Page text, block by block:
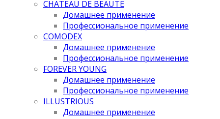
CHATEAU DE BEAUTE
Домашнее применение
Профессиональное применение
COMODEX
Домашнее применение
Профессиональное применение
FOREVER YOUNG
Домашнее применение
Профессиональное применение
ILLUSTRIOUS
Домашнее применение